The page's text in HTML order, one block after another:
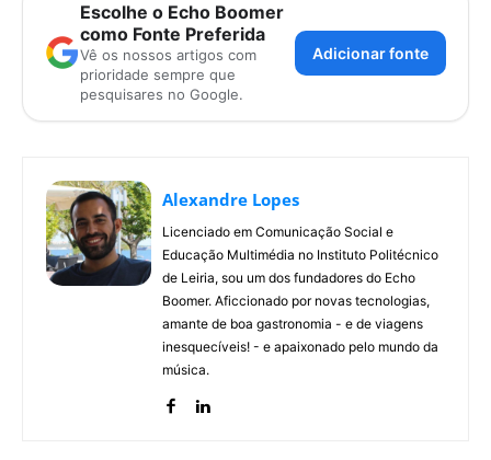
Escolhe o Echo Boomer
como Fonte Preferida
Vê os nossos artigos com
prioridade sempre que
pesquisares no Google.
Adicionar fonte
Alexandre Lopes
Licenciado em Comunicação Social e
Educação Multimédia no Instituto Politécnico
de Leiria, sou um dos fundadores do Echo
Boomer. Aficcionado por novas tecnologias,
amante de boa gastronomia - e de viagens
inesquecíveis! - e apaixonado pelo mundo da
música.